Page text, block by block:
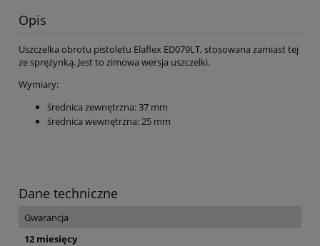
Opis
Uszczelka obrotu pistoletu Elaflex ED079LT, stosowana zamiast tej
ze sprężynką. Jest to zimowa wersja uszczelki.
Wymiary:
średnica zewnętrzna: 37 mm
średnica wewnętrzna: 25 mm
Dane techniczne
Gwarancja
12 miesięcy